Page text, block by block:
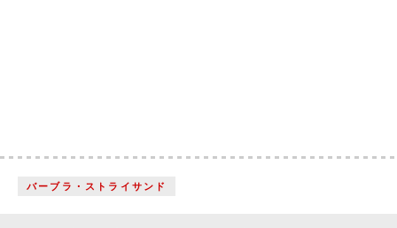
バーブラ・ストライサンド